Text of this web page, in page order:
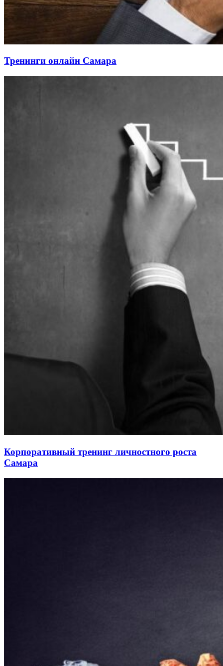
Тренинги онлайн Самара
Корпоративный тренинг личностного роста
Самара